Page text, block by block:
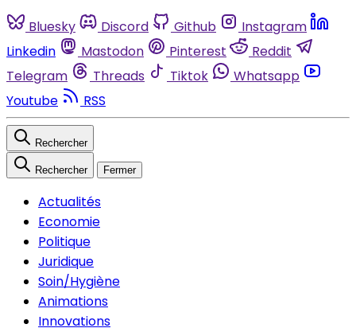
Bluesky Discord Github
Instagram
Linkedin
Mastodon Pinterest
Reddit
Telegram
Threads Tiktok
Whatsapp
Youtube
RSS
Rechercher
Rechercher Fermer
Actualités
Economie
Politique
Juridique
Soin/Hygiène
Animations
Innovations